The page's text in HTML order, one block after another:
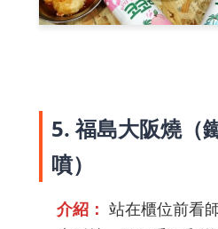
5. 福島大阪燒（
噴）
介紹： 站在櫃位前看